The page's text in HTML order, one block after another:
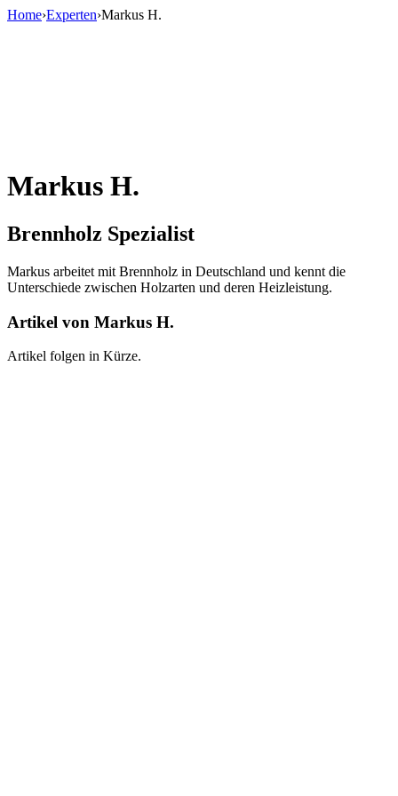
Home›Experten›Markus H.
Markus H.
Brennholz Spezialist
Markus arbeitet mit Brennholz in Deutschland und kennt die
Unterschiede zwischen Holzarten und deren Heizleistung.
Artikel von Markus H.
Artikel folgen in Kürze.